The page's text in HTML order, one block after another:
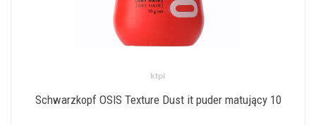
Schwarzkopf OSIS Texture Dust it puder matujący 10